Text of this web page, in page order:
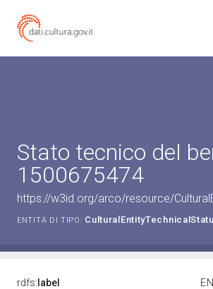
Stato tecnico del
1500675474
https://w3id.org/arco/resource/
ENTITÀ DI TIPO:
rdfs: label EN